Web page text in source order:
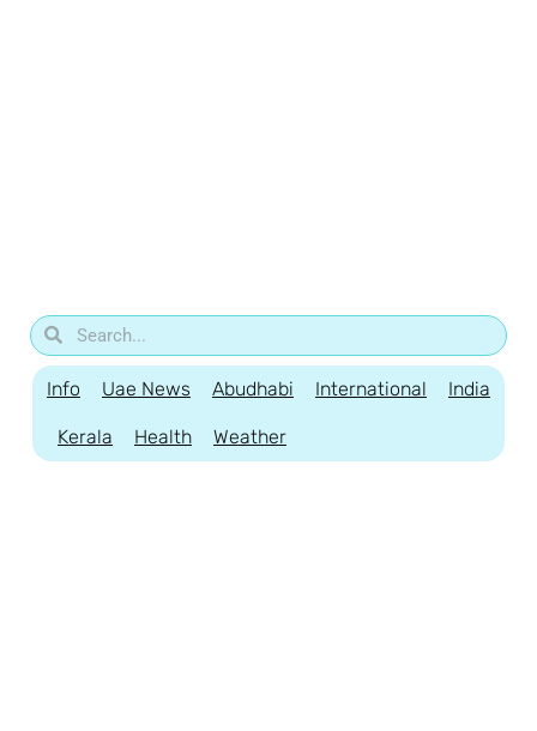
Info Uae News Abudhabi International India
Kerala Health Weather